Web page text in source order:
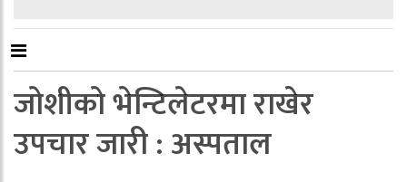
जोशीको भेन्टिलेटरमा राखेर
उपचार जारी : अस्पताल